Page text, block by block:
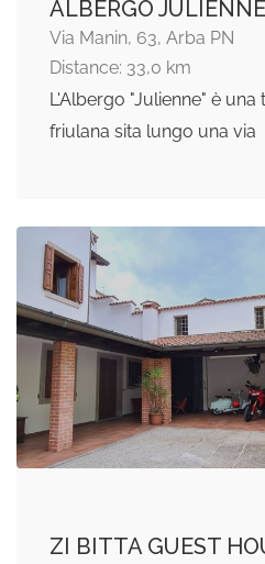
ALBERGO JULIENNE
Via Manin, 63, Arba PN
Distance: 33,0 km
L'Albergo "Julienne" è
friulana sita lungo una via
ZI BITTA GUEST